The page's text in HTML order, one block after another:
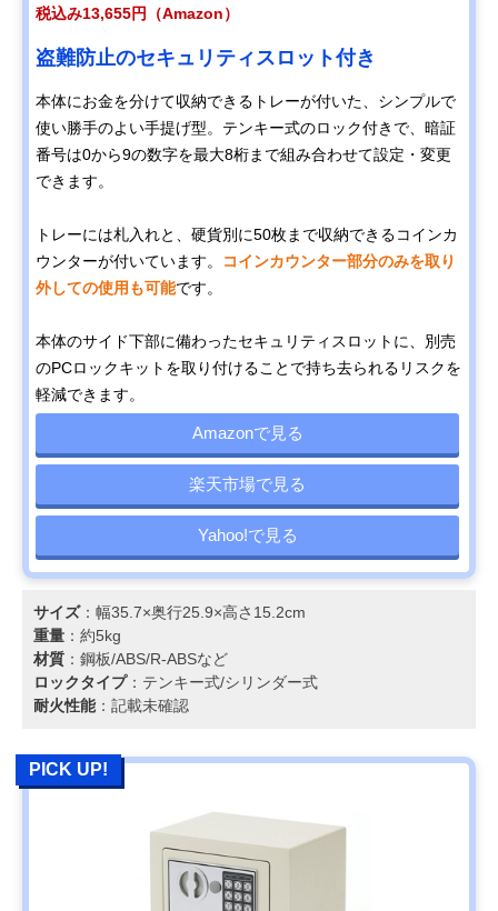
税込み13,655円（Amazon）
盗難防止のセキュリティスロット付き
本体にお金を分けて収納できるトレーが付いた、シンプルで
使い勝手のよい手提げ型。テンキー式のロック付きで、暗証
番号は0から9の数字を最大8桁まで組み合わせて設定・変更
できます。
トレーには札入れと、硬貨別に50枚まで収納できるコインカ
ウンターが付いています。
コインカウンター部分のみを取り
外しての使用も可能です。
本体のサイド下部に備わったセキュリティスロットに、別売
のPCロックキットを取り付けることで持ち去られるリスクを
軽減できます。
Amazonで見る
楽天市場で見る
Yahoo!で見る
サイズ：幅35.7×奥行25.9×高さ15.2cm
重量 ：約5kg
材質 ：鋼板/ABS/R-ABSなど
ロックタイプ：テンキー式/シリンダー式
耐火性能：記載未確認
PICK UP!